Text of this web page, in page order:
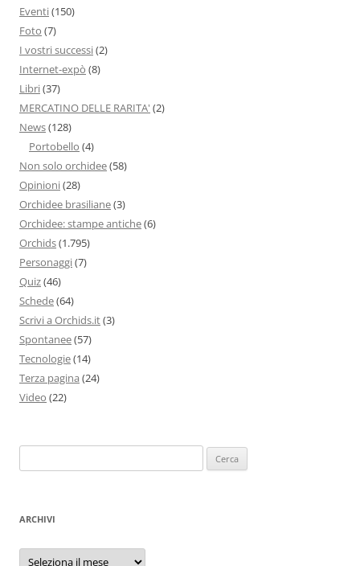
Eventi(150)
Foto (7)
I vostri successi(2)
Internet-expò (8)
Libri(37)
MERCATINO DELLE RARITA' (2)
News(128)
Portobello (4)
Non solo orchidee(58)
Opinioni(28)
Orchidee brasiliane(3)
Orchidee: stampe antiche(6)
Orchids(1.795)
Personaggi(7)
Quiz(46)
Schede(64)
Scrivi a Orchids.it(3)
Spontanee(57)
Tecnologie(14)
Terza pagina (24)
Video (22)
per:
ARCHIVI
Archivi